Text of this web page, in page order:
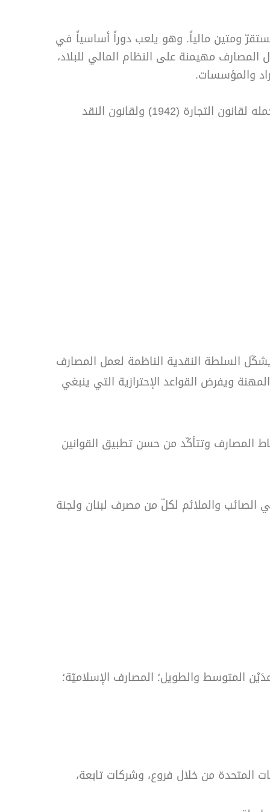
ومتين مالياً. وهو يلعب دوراً أساسياً في
المصارف مهيمنة على النظام المالي للبلاد،
والمؤسسات.
يخضع النشاط المصرفي بمجمله لقانون التجارة (1942) ولقانون النقد
السلطة النقدية الناظمة لعمل المصارف
ويفرض القواعد الإحترازية التي ينبغي
التي أُنشئت عام 1967، والتي تتولّى مراقبة نشاط المصارف وتتأكّد من حسن تطبيق القوانين
الصائب والملائم لكلّ من مصرف لبنان ولجنة
المتوسط والطويل؛ المصارف الإسلاميّة؛
المتحدة من خلال فروع، وشركات تابعة،